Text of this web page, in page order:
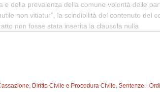
della prevalenza della comune volontà delle
non vitiatur”, la scindibilità del contenuto
non fosse stata inserita la clausola nulla
, Diritto Civile e Procedura Civile,Sentenze -